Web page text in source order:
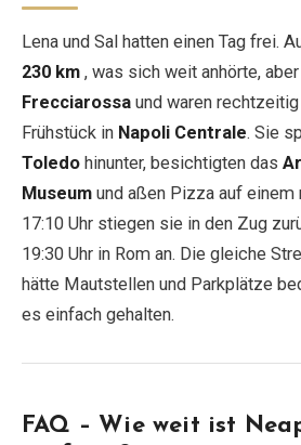
Lena und Sal hatten einen Tag frei.
230 km , was sich weit anhörte,
Frecciarossa und waren
Frühstück in Napoli Centrale. Sie
Toledo hinunter, besichtigten das
Museum und aßen Pizza auf einem
17:10 Uhr stiegen sie in den Zug
19:30 Uhr in Rom an. Die gleiche
hätte Mautstellen und Parkplätze
es einfach gehalten.
FAQ – Wie weit ist